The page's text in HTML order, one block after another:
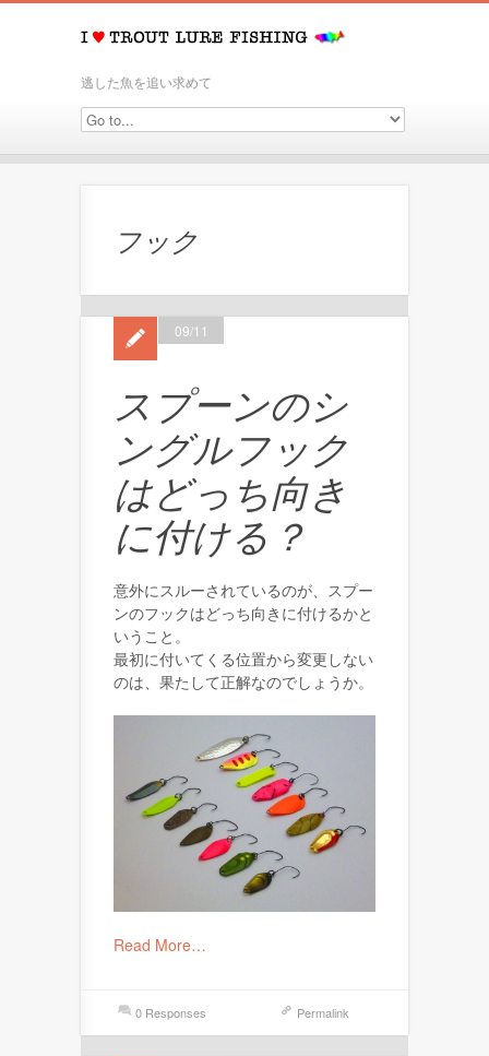
逃した魚を追い求めて
フック
スプーンのシ
ングルフック
はどっち向き
に付ける？
09/11
意外にスルーされているのが、スプー
ンのフックはどっち向きに付けるかと
いうこと。
最初に付いてくる位置から変更しない
のは、果たして正解なのでしょうか。
Read More…
0 Responses Permalink